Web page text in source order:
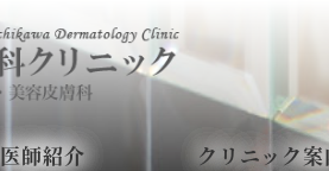
医師紹介 クリニック